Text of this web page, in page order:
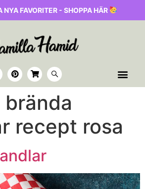
NYA FAVORITER - SHOPPA HÄR
brända
recept rosa